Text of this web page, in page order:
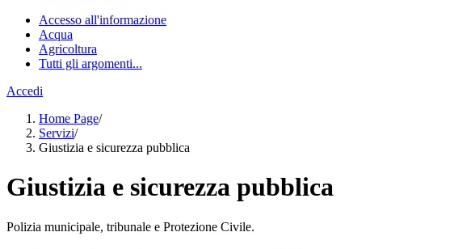
Accesso all'informazione
Acqua
Agricoltura
Tutti gli argomenti...
Accedi
Home Page/
Servizi/
Giustizia e sicurezza pubblica
Giustizia e sicurezza pubblica
Polizia municipale, tribunale e Protezione Civile.